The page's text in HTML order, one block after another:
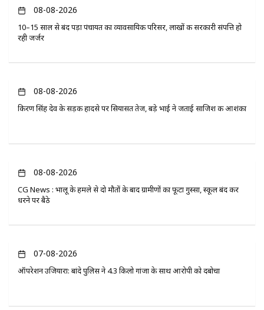
08-08-2026
10–15 साल से बंद पड़ा पंचायत का व्यावसायिक परिसर, लाखों की सरकारी संपत्ति हो
रही जर्जर
08-08-2026
किरण सिंह देव के सड़क हादसे पर सियासत तेज, बड़े भाई ने जताई साजिश की आशंका
08-08-2026
CG News : भालू के हमले से दो मौतों के बाद ग्रामीणों का फूटा गुस्सा, स्कूल बंद कर
धरने पर बैठे
07-08-2026
ऑपरेशन उजियारा: बांदे पुलिस ने 4.3 किलो गांजा के साथ आरोपी को दबोचा